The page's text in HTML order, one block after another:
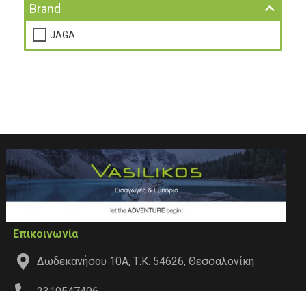
Brand
JAGA
Επικοινωνία
Δωδεκανήσου 10Α, Τ.Κ. 54626, Θεσσαλονίκη